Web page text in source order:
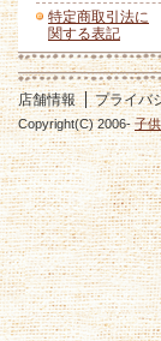
特定商取引法に
関する表記
店舗情報 プライバ
Copyright(C) 2006-子